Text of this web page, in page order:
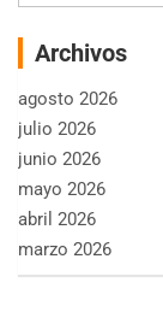
Archivos
agosto 2026
julio 2026
junio 2026
mayo 2026
abril 2026
marzo 2026